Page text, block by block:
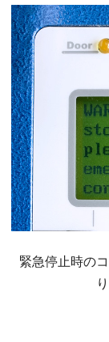
緊急停止時の